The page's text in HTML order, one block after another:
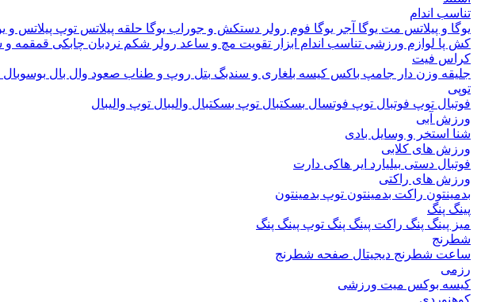
تناسب اندام
یوگا و پیلاتس مت یوگا آجر یوگا فوم رولر دستکش و جوراب یوگا حلقه پیلاتس توپ پیلاتس و
کش پا لوازم ورزشی تناسب اندام ابزار تقویت مچ و ساعد رولر شکم نردبان چابکی قمقمه
کراس فیت
جلیقه وزن دار جامپ باکس کیسه بلغاری و سندبگ بتل روپ و طناب صعود وال بال بوسوبال
توپی
فوتبال توپ فوتبال توپ فوتسال بسکتبال توپ بسکتبال والیبال توپ والیبال
ورزش آبی
شنا استخر و وسایل بادی
ورزش های کلابی
فوتبال دستی بیلیارد ایر هاکی دارت
ورزش های راکتی
بدمینتون راکت بدمینتون توپ بدمینتون
پینگ پنگ
میز پینگ پنگ راکت پینگ پنگ توپ پینگ پنگ
شطرنج
ساعت شطرنج دیجیتال صفحه شطرنج
رزمی
کیسه بوکس میت ورزشی